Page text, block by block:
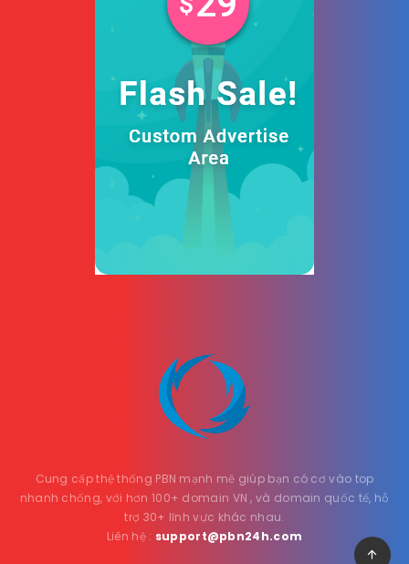
Cung cấp thệ thống PBN mạnh mẽ giúp bạn có cơ vào top
nhanh chống, với hơn 100+ domain VN , và domain quốc tế, hỗ
trợ 30+ lĩnh vực khác nhau.
Liên hệ : support@pbn24h.com